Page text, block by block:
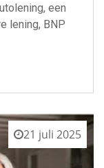
een
lening, BNP
21 juli 2025